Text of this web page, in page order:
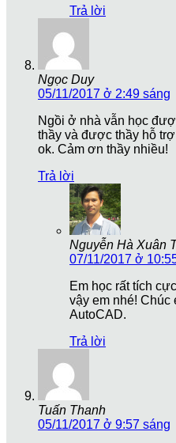
Trả lời
Ngọc Duy
05/11/2017 ở 2:49 sáng
Ngồi ở nhà vẫn học
thầy và được thầy hỗ
ok. Cảm ơn thầy nhiều!
Trả lời
Nguyễn Hà Xuân
07/11/2017 ở
Em học rất tích
vậy em nhé! Chúc
AutoCAD.
Trả lời
Tuấn Thanh
05/11/2017 ở 9:57 sáng